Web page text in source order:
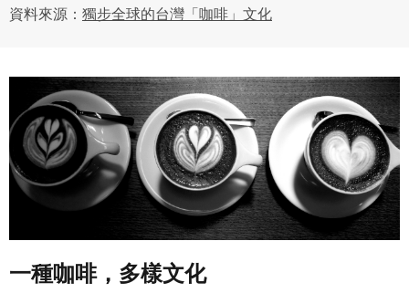
資料來源： 獨步全球的台灣「咖啡」文化
一種咖啡，多樣文化